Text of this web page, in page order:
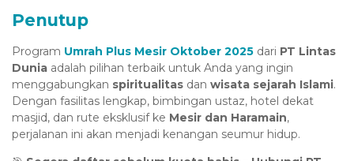
Penutup
Program Umrah Plus Mesir Oktober 2025 dari PT Lintas
Dunia adalah pilihan terbaik untuk Anda yang ingin
menggabungkan spiritualitas dan wisata sejarah Islami.
Dengan fasilitas lengkap, bimbingan ustaz, hotel dekat
masjid, dan rute eksklusif ke Mesir dan Haramain,
perjalanan ini akan menjadi kenangan seumur hidup.